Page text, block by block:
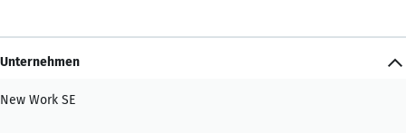
Unternehmen
New Work SE